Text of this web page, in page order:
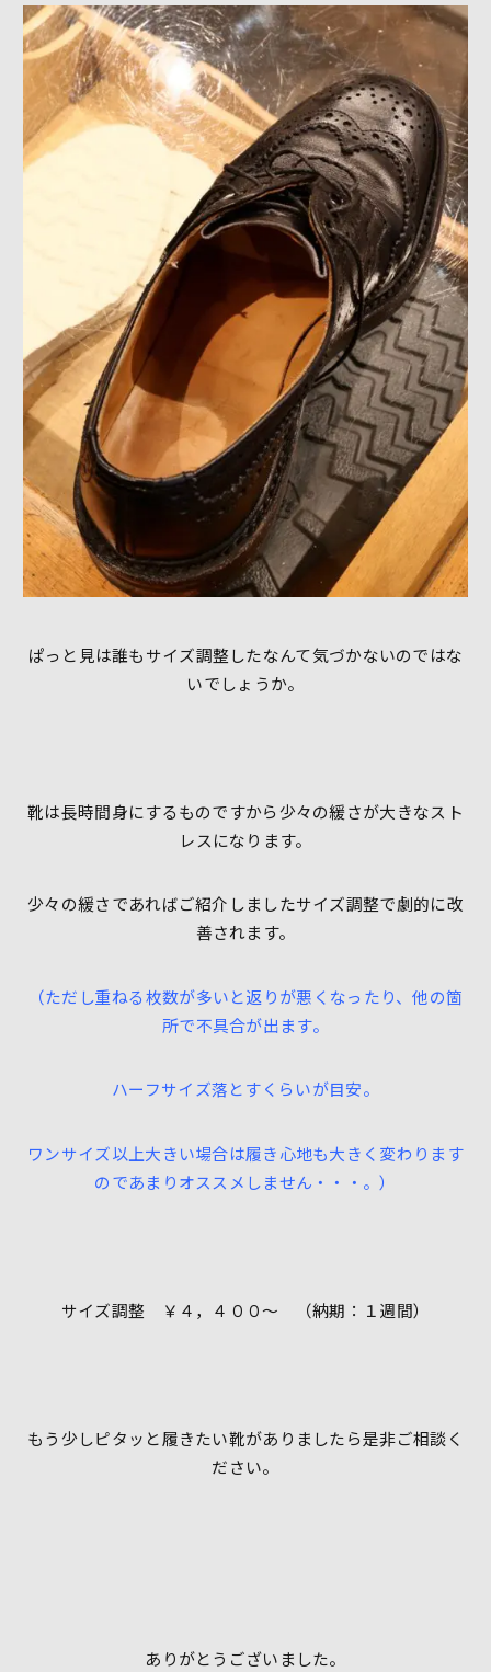
ぱっと見は誰もサイズ調整したなんて気づかないのではな
いでしょうか。
靴は長時間身にするものですから少々の緩さが大きなスト
レスになります。
少々の緩さであればご紹介しましたサイズ調整で劇的に改
善されます。
（ただし重ねる枚数が多いと返りが悪くなったり、他の箇
所で不具合が出ます。
ハーフサイズ落とすくらいが目安。
ワンサイズ以上大きい場合は履き心地も大きく変わります
のであまりオススメしません・・・。）
サイズ調整 ￥４，４００〜 （納期：１週間）
もう少しピタッと履きたい靴がありましたら是非ご相談く
ださい。
ありがとうございました。